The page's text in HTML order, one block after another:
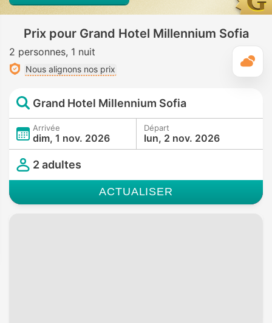
Prix pour Grand Hotel Millennium Sofia
2 personnes 1 nuit
Nous alignons nos prix
Grand Hotel Millennium Sofia
Arrivée
dim, 1 nov. 2026
Départ
lun, 2 nov. 2026
2 adultes
ACTUALISER